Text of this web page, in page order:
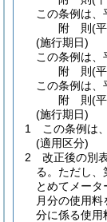
この条例は、
附 則(
(施行期日)
この条例は、
附 則(
この条例は、
附 則(
(施行期日)
1
この条例は
(適用区分)
2
改正後の別
る。 ただし、
とめてメー
月分の使用
分に係る使用